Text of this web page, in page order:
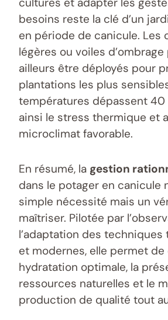
besoins reste la clé d’un
en période de canicule. Les
légères ou voiles
ailleurs être déployés pour
plantations les plus
températures dépassent 40
ainsi le stress thermique et
microclimat favorable.
En résumé, la gestion
dans le potager en canicule
simple nécessité mais un
maîtriser. Pilotée par
l’adaptation des
et modernes, elle permet
hydratation optimale, la
ressources naturelles et le
production de qualité tout